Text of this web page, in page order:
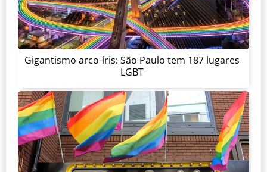
Gigantismo arco-íris: São Paulo tem 187 lugares
LGBT